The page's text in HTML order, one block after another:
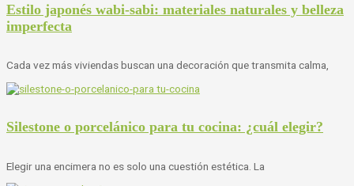
Estilo japonés wabi-sabi: materiales naturales y belleza
imperfecta
Cada vez más viviendas buscan una decoración que transmita calma,
Silestone o porcelánico para tu cocina: ¿cuál elegir?
Elegir una encimera no es solo una cuestión estética. La